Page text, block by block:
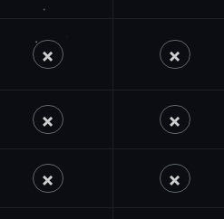
×Non ×Non
×Non ×Non
×Non ×Non